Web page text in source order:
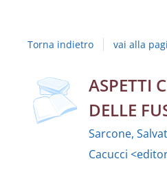
Torna indietro vai alla
Dettaglio
del
documento
copertina
ASPETTI
DELLE
Sarcone,
Cacucci